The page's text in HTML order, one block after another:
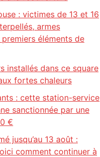
: victimes de 13 et 16
armes
éléments de
installés dans ce square
fortes chaleurs
: cette station-service
sanctionnée par une
€
jusqu’au 13 août :
comment continuer à